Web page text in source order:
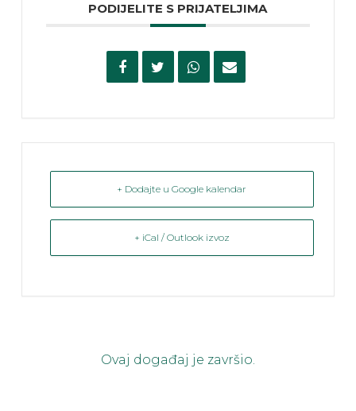
PODIJELITE S PRIJATELJIMA
+ Dodajte u Google kalendar
+ iCal / Outlook izvoz
Ovaj događaj je završio.